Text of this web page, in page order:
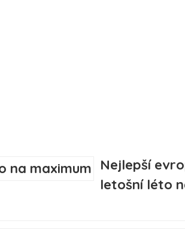
Nejlepší
letošní léto